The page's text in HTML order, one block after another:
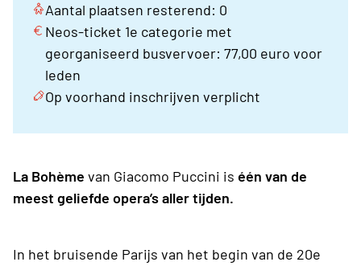
Aantal plaatsen resterend: 0
Neos-ticket 1e categorie met
georganiseerd busvervoer: 77,00 euro voor
leden
Op voorhand inschrijven verplicht
La Bohème van Giacomo Puccini is één van de
meest geliefde opera’s aller tijden.
In het bruisende Parijs van het begin van de 20e